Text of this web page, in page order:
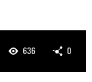
636 0